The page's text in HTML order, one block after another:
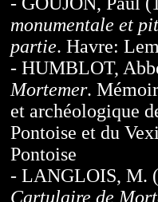
monumentale et
partie. Havre:
- HUMBLOT,
Mortemer.
et archéologique
Pontoise et du
Pontoise
- LANGLOIS, M.
Cartulaire de